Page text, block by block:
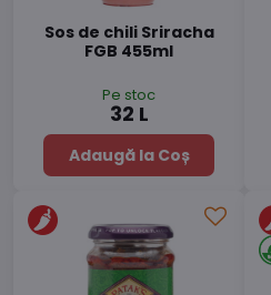
Sos de chili Sriracha
FGB 455ml
Pe stoc
32 L
Adaugă la Coș